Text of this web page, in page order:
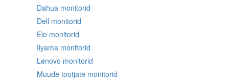
Dahua monitorid
Dell monitorid
Elo monitorid
Iiyama monitorid
Lenovo monitorid
Muude tootjate monitorid